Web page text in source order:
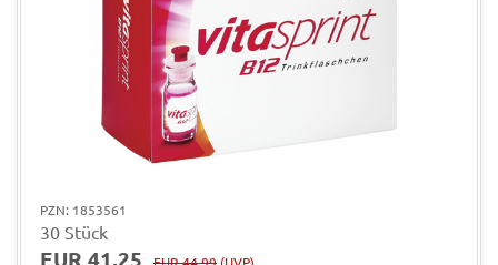
PZN: 1853561
30 Stück
EUR 41,25 EUR 44,99 (UVP)